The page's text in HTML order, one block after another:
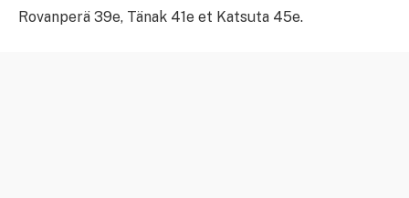
Rovanperä 39e, Tänak 41e et Katsuta 45e.